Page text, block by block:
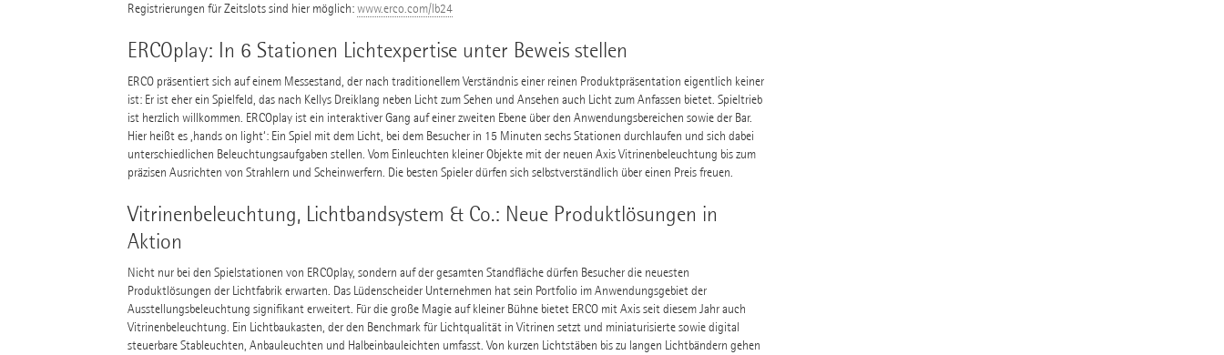
Registrierungen für Zeitslots sind hier möglich:www.erco.com/lb24
ERCOplay: In 6 Stationen Lichtexpertise unter Beweis stellen
ERCO präsentiert sich auf einem Messestand, der nach traditionellem Verständnis einer reinen Produktpräsentation eigentlich keiner
ist: Er ist eher ein Spielfeld, das nach Kellys Dreiklang neben Licht zum Sehen und Ansehen auch Licht zum Anfassen bietet. Spieltrieb
ist herzlich willkommen. ERCOplay ist ein interaktiver Gang auf einer zweiten Ebene über den Anwendungsbereichen sowie der Bar.
Hier heißt es ‚hands on light‘: Ein Spiel mit dem Licht, bei dem Besucher in 15 Minuten sechs Stationen durchlaufen und sich dabei
unterschiedlichen Beleuchtungsaufgaben stellen. Vom Einleuchten kleiner Objekte mit der neuen Axis Vitrinenbeleuchtung bis zum
präzisen Ausrichten von Strahlern und Scheinwerfern. Die besten Spieler dürfen sich selbstverständlich über einen Preis freuen.
Vitrinenbeleuchtung, Lichtbandsystem & Co.: Neue Produktlösungen in
Aktion
Nicht nur bei den Spielstationen von ERCOplay, sondern auf der gesamten Standfläche dürfen Besucher die neuesten
Produktlösungen der Lichtfabrik erwarten. Das Lüdenscheider Unternehmen hat sein Portfolio im Anwendungsgebiet der
Ausstellungsbeleuchtung signifikant erweitert. Für die große Magie auf kleiner Bühne bietet ERCO mit Axis seit diesem Jahr auch
Vitrinenbeleuchtung. Ein Lichtbaukasten, der den Benchmark für Lichtqualität in Vitrinen setzt und miniaturisierte sowie digital
steuerbare Stableuchten, Anbauleuchten und Halbeinbauleichten umfasst. Von kurzen Lichtstäben bis zu langen Lichtbändern gehen